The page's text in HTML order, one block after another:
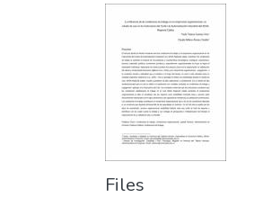
Files